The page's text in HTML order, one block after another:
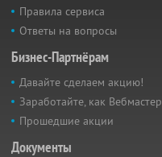
Правила сервиса
Ответы на вопросы
Бизнес-Партнёрам
Давайте сделаем акцию!
Заработайте, как Вебмастер
Прошедшие акции
Документы